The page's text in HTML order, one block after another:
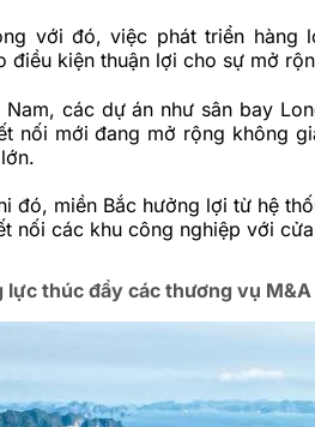
với đó, việc phát triển hàng
điều kiện thuận lợi cho sự mở
Nam, các dự án như sân bay
nối mới đang mở rộng không
đó, miền Bắc hưởng lợi từ hệ
nối các khu công nghiệp với
lực thúc đẩy các thương vụ M&A